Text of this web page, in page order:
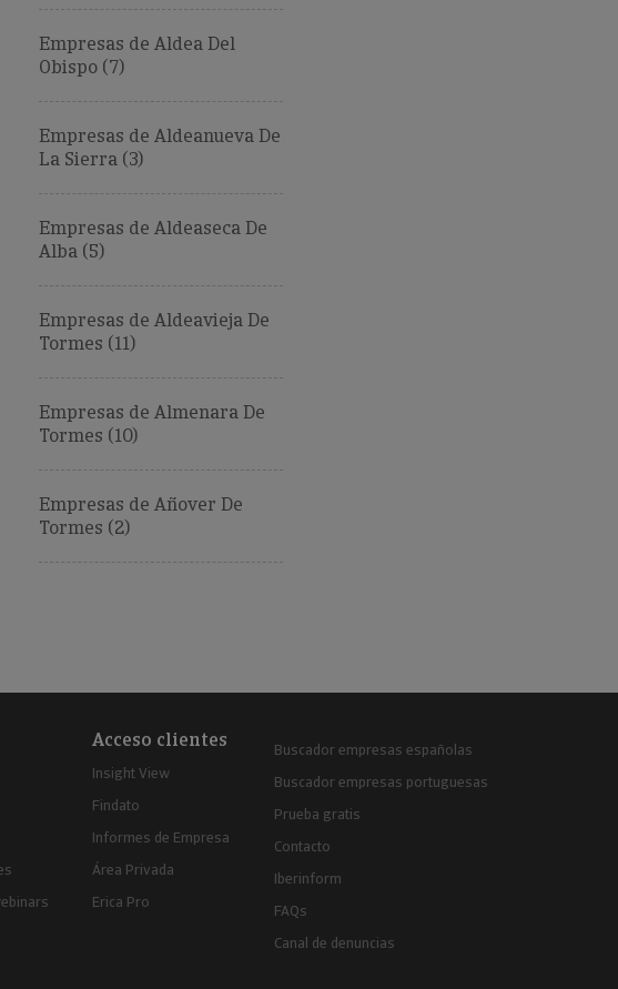
Empresas de Aldea Del
Obispo (7)
Empresas de Aldeanueva De
La Sierra (3)
Empresas de Aldeaseca De
Alba (5)
Empresas de Aldeavieja De
Tormes (11)
Empresas de Almenara De
Tormes (10)
Empresas de Añover De
Tormes (2)
Acceso clientes
Insight View
Findato
Informes de Empresa
Área Privada
Erica Pro
Buscador empresas españolas
Buscador empresas portuguesas
Prueba gratis
Contacto
Iberinform
FAQs
Canal de denuncias